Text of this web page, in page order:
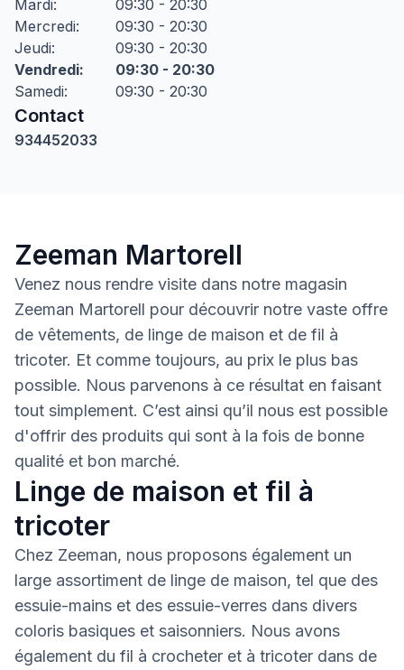
Mardi:
09:30 - 20:30
Mercredi:
09:30 - 20:30
Jeudi:
09:30 - 20:30
Vendredi:
09:30 - 20:30
Samedi: 09:30 - 20:30
Contact
934452033
Zeeman Martorell
Venez nous rendre visite dans notre magasin
Zeeman Martorell pour découvrir notre vaste offre
de vêtements, de linge de maison et de fil à
tricoter. Et comme toujours, au prix le plus bas
possible. Nous parvenons à ce résultat en faisant
tout simplement. C’est ainsi qu’il nous est possible
d'offrir des produits qui sont à la fois de bonne
qualité et bon marché.
Linge de maison et fil à
tricoter
Chez Zeeman, nous proposons également un
large assortiment de linge de maison, tel que des
essuie-mains et des essuie-verres dans divers
coloris basiques et saisonniers. Nous avons
également du fil à crocheter et à tricoter dans de